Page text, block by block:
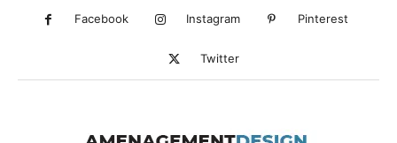
Facebook Instagram Pinterest
Twitter